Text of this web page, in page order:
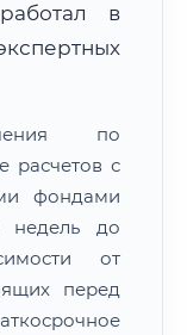
в
по
расчетов с
фондами
недель до
от
перед